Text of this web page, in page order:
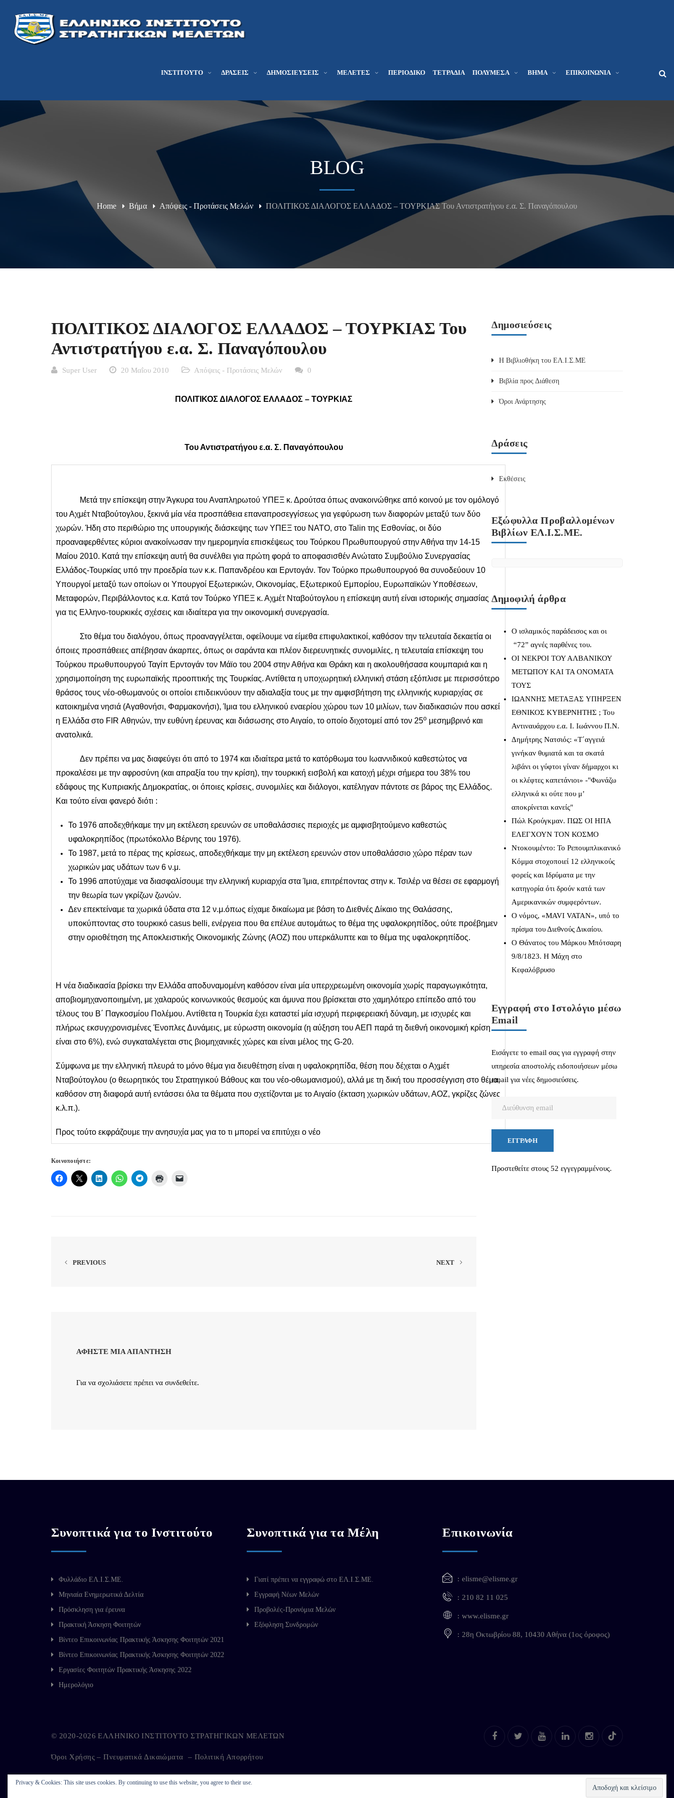
ΙΝΣΤΙΤΟΎΤΟ ΔΡΆΣΕΙΣ ΔΗΜΟΣΙΕΎΣΕΙΣ ΜΕΛΕΤΕΣ ΠΕΡΙΟΔΙΚΌ ΤΕΤΡΆΔΙΑ ΠΟΛΥΜΈΣΑ ΒΉΜΑ ΕΠΙΚΟΙΝΩΝΊΑ
BLOG
Home Βήμα Απόψεις - Προτάσεις Μελών ΠΟΛΙΤΙΚΟΣ ΔΙΑΛΟΓΟΣ ΕΛΛΑΔΟΣ – ΤΟΥΡΚΙΑΣ Του Αντιστρατήγου ε.α. Σ. Παναγόπουλου
ΠΟΛΙΤΙΚΟΣ ΔΙΑΛΟΓΟΣ ΕΛΛΑΔΟΣ – ΤΟΥΡΚΙΑΣ Του
Αντιστρατήγου ε.α. Σ. Παναγόπουλου
Super User 20 Μαΐου 2010 Απόψεις - Προτάσεις Μελών 0
ΠΟΛΙΤΙΚΟΣ ΔΙΑΛΟΓΟΣ ΕΛΛΑΔΟΣ – ΤΟΥΡΚΙΑΣ
Του Αντιστρατήγου ε.α. Σ. Παναγόπουλου
Μετά την επίσκεψη στην Άγκυρα του Αναπληρωτού ΥΠΕΞ κ. Δρούτσα όπως ανακοινώθηκε από κοινού με τον ομόλογό
του Αχμέτ Νταβούτογλου, ξεκινά μία νέα προσπάθεια επαναπροσεγγίσεως για γεφύρωση των διαφορών μεταξύ των δύο
χωρών. Ήδη στο περιθώριο της υπουργικής διάσκεψης των ΥΠΕΞ του ΝΑΤΟ, στο Talin της Εσθονίας, οι δύο
προαναφερθέντες κύριοι ανακοίνωσαν την ημερομηνία επισκέψεως του Τούρκου Πρωθυπουργού στην Αθήνα την 14-15
Μαίου 2010. Κατά την επίσκεψη αυτή θα συνέλθει για πρώτη φορά το αποφασισθέν Ανώτατο Συμβούλιο Συνεργασίας
Ελλάδος-Τουρκίας υπό την προεδρία των κ.κ. Παπανδρέου και Ερντογάν. Τον Τούρκο πρωθυπουργοό θα συνοδεύουν 10
Υπουργοί μεταξύ των οποίων οι Υπουργοί Εξωτερικών, Οικονομίας, Εξωτερικού Εμπορίου, Ευρωπαϊκών Υποθέσεων,
Μεταφορών, Περιβάλλοντος κ.α. Κατά τον Τούρκο ΥΠΕΞ κ. Αχμέτ Νταβούτογλου η επίσκεψη αυτή είναι ιστορικής σημασίας
για τις Ελληνο-τουρκικές σχέσεις και ιδιαίτερα για την οικονομική συνεργασία.
Στο θέμα του διαλόγου, όπως προαναγγέλεται, οφείλουμε να είμεθα επιφυλακτικοί, καθόσον την τελευταία δεκαετία οι
όποιες προσπάθειες απέβησαν άκαρπες, όπως οι σαράντα και πλέον διερευνητικές συνομιλίες, η τελευταία επίσκεψη του
Τούρκου πρωθυπουργού Ταγίπ Ερντογάν τον Μάϊο του 2004 στην Αθήνα και Θράκη και η ακολουθήσασα κουμπαριά και η
χρησιμοποίηση της ευρωπαϊκής προοπτικής της Τουρκίας. Αντίθετα η υποχωρητική ελληνική στάση εξόπλισε με περισσότερο
θράσος τους νέο-οθωμανούς οι οποίοι επιδεικνύουν την αδιαλαξία τους με την αμφισβήτηση της ελληνικής κυριαρχίας σε
κατοικημένα νησιά (Αγαθονήσι, Φαρμακονήσι), Ίμια του ελληνικού εναερίου χώρου των 10 μιλίων, των διαδικασιών που ασκεί
η Ελλάδα στο FIR Αθηνών, την ευθύνη έρευνας και διάσωσης στο Αιγαίο, το οποίο διχοτομεί από τον 25ο μεσημβρινό και
ανατολικά.
Δεν πρέπει να μας διαφεύγει ότι από το 1974 και ιδιαίτερα μετά το κατόρθωμα του Ιωαννιδικού καθεστώτος να
προκαλέσει με την αφροσύνη (και απραξία του την κρίση), την τουρκική εισβολή και κατοχή μέχρι σήμερα του 38% του
εδάφους της Κυπριακής Δημοκρατίας, οι όποιες κρίσεις, συνομιλίες και διάλογοι, κατέληγαν πάντοτε σε βάρος της Ελλάδος.
Και τούτο είναι φανερό διότι :
Το 1976 αποδεχθήκαμε την μη εκτέλεση ερευνών σε υποθαλάσσιες περιοχές με αμφισβητούμενο καθεστώς
υφαλοκρηπίδος (πρωτόκολλο Βέρνης του 1976).
Το 1987, μετά το πέρας της κρίσεως, αποδεχθήκαμε την μη εκτέλεση ερευνών στον υποθαλάσσιο χώρο πέραν των
χωρικών μας υδάτων των 6 ν.μ.
Το 1996 αποτύχαμε να διασφαλίσουμε την ελληνική κυριαρχία στα Ίμια, επιτρέποντας στην κ. Τσιλέρ να θέσει σε εφαρμογή
την θεωρία των γκρίζων ζωνών.
Δεν επεκτείναμε τα χωρικά ύδατα στα 12 ν.μ.όπως είχαμε δικαίωμα με βάση το Διεθνές Δίκαιο της Θαλάσσης,
υποκύπτοντας στο τουρκικό casus belli, ενέργεια που θα επέλυε αυτομάτως το θέμα της υφαλοκρηπίδος, ούτε προέβημεν
στην οριοθέτηση της Αποκλειστικής Οικονομικής Ζώνης (ΑΟΖ) που υπερκάλυπτε και το θέμα της υφαλοκρηπίδος.
Η νέα διαδικασία βρίσκει την Ελλάδα αποδυναμομένη καθόσον είναι μία υπερχρεωμένη οικονομία χωρίς παραγωγικότητα,
αποβιομηχανοποιημένη, με χαλαρούς κοινωνικούς θεσμούς και άμυνα που βρίσκεται στο χαμηλότερο επίπεδο από του
τέλους του Β΄ Παγκοσμίου Πολέμου. Αντίθετα η Τουρκία έχει καταστεί μία ισχυρή περιφερειακή δύναμη, με ισχυρές και
πλήρως εκσυγχρονισμένες Ένοπλες Δυνάμεις, με εύρωστη οικονομία (η αύξηση του ΑΕΠ παρά τη διεθνή οικονομική κρίση
είναι στο 6%), ενώ συγκαταλέγεται στις βιομηχανικές χώρες και είναι μέλος της G-20.
Σύμφωνα με την ελληνική πλευρά το μόνο θέμα για διευθέτηση είναι η υφαλοκρηπίδα, θέση που δέχεται ο Αχμέτ
Νταβούτογλου (ο θεωρητικός του Στρατηγικού Βάθους και του νέο-οθωμανισμού), αλλά με τη δική του προσσέγγιση στο θέμα,
καθόσον στη διαφορά αυτή εντάσσει όλα τα θέματα που σχετίζονται με το Αιγαίο (έκταση χωρικών υδάτων, ΑΟΖ, γκρίζες ζώνες
κ.λ.π.).
Προς τούτο εκφράζουμε την ανησυχία μας για το τι μπορεί να επιτύχει ο νέο
Κοινοποιήστε:
PREVIOUS NEXT
ΑΦΉΣΤΕ ΜΙΑ ΑΠΆΝΤΗΣΗ
Για να σχολιάσετε πρέπει να συνδεθείτε.
Δημοσιεύσεις
Η Βιβλιοθήκη του ΕΛ.Ι.Σ.ΜΕ
Βιβλία προς Διάθεση
Όροι Ανάρτησης
Δράσεις
Εκθέσεις
Εξώφυλλα Προβαλλομένων
Βιβλίων ΕΛ.Ι.Σ.ΜΕ.
Δημοφιλή άρθρα
Ο ισλαμικός παράδεισος και οι
“72” αγνές παρθένες του.
ΟΙ ΝΕΚΡΟΙ ΤΟΥ ΑΛΒΑΝΙΚΟΥ
ΜΕΤΩΠΟΥ ΚΑΙ ΤΑ ΟΝΟΜΑΤΑ
ΤΟΥΣ
IΩΑΝΝΗΣ ΜΕΤΑΞΑΣ YΠΗΡΞΕΝ
ΕΘΝΙΚΟΣ ΚΥΒΕΡΝΗΤΗΣ ; Του
Αντιναυάρχου ε.α. Ι. Ιωάννου Π.Ν.
Δημήτρης Νατσιός: «Τ΄αγγειά
γινήκαν θυμιατά και τα σκατά
λιβάνι οι γύφτοι γίναν δήμαρχοι κι
οι κλέφτες καπετάνιοι» -"Φωνάζω
ελληνικά κι ούτε που μ’
αποκρίνεται κανείς"
Πώλ Κρούγκμαν. ΠΩΣ ΟΙ ΗΠΑ
ΕΛΕΓΧΟΥΝ ΤΟΝ ΚΟΣΜΟ
Ντοκουμέντο: Το Ρεπουμπλικανικό
Κόμμα στοχοποιεί 12 ελληνικούς
φορείς και Ιδρύματα με την
κατηγορία ότι δρούν κατά των
Αμερικανικών συμφερόντων.
Ο νόμος, «MAVI VATAN», υπό το
πρίσμα του Διεθνούς Δικαίου.
Ο Θάνατος του Μάρκου Μπότσαρη
9/8/1823. Η Μάχη στο
Κεφαλόβρυσο
Εγγραφή στο Ιστολόγιο μέσω
Email
Εισάγετε το email σας για εγγραφή στην
υπηρεσία αποστολής ειδοποιήσεων μέσω
email για νέες δημοσιεύσεις.
ΕΓΓΡΑΦΉ
Προστεθείτε στους 52 εγγεγραμμένους.
Συνοπτικά για το Ινστιτούτο
Φυλλάδιο ΕΛ.Ι.Σ.ΜΕ.
Μηνιαία Ενημερωτικά Δελτία
Πρόσκληση για έρευνα
Πρακτική Άσκηση Φοιτητών
Βίντεο Επικοινωνίας Πρακτικής Άσκησης Φοιτητών 2021
Βίντεο Επικοινωνίας Πρακτικής Άσκησης Φοιτητών 2022
Εργασίες Φοιτητών Πρακτικής Άσκησης 2022
Ημερολόγιο
Συνοπτικά για τα Μέλη
Γιατί πρέπει να εγγραφώ στο ΕΛ.Ι.Σ.ΜΕ.
Εγγραφή Νέων Μελών
Προβολές-Προνόμια Μελών
Εξόφληση Συνδρομών
Επικοινωνία
elisme@elisme.gr
210 82 11 025
www.elisme.gr
28η Οκτωβρίου 88, 10430 Αθήνα (1ος όροφος)
Privacy & Cookies: This site uses cookies. By continuing to use this website, you agree to their use.
© 2020-2026 ΕΛΛΗΝΙΚΟ ΙΝΣΤΙΤΟΥΤΟ ΣΤΡΑΤΗΓΙΚΩΝ ΜΕΛΕΤΩΝ
Όροι Χρήσης – Πνευματικά Δικαιώματα – Πολιτική Απορρήτου
Kappagram onKythira